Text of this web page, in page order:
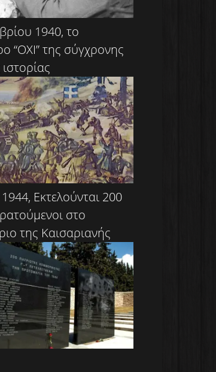
1940, το
“ΟΧΙ” της σύγχρονης
Εκτελούνται 200
στο
της Καισαριανής